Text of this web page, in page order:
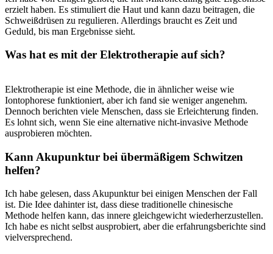
erzielt haben. Es stimuliert die Haut und kann dazu ​beitragen, die
Schweißdrüsen zu⁣ regulieren. Allerdings braucht es Zeit und
Geduld, bis man Ergebnisse sieht.
Was hat es mit der Elektrotherapie auf sich?
Elektrotherapie ​ist eine Methode, die in ähnlicher weise‌ wie
Iontophorese funktioniert, aber ich fand sie weniger angenehm.
Dennoch berichten viele Menschen, dass sie Erleichterung finden.
Es lohnt sich, wenn Sie eine alternative nicht-invasive Methode
ausprobieren möchten.
Kann Akupunktur ‍bei übermäßigem Schwitzen
helfen?
Ich habe gelesen, dass Akupunktur bei einigen Menschen der ⁣Fall
ist. Die Idee dahinter ist, dass diese traditionelle chinesische⁣
Methode helfen kann, das innere gleichgewicht wiederherzustellen.
Ich habe es nicht selbst ausprobiert, aber die erfahrungsberichte sind
vielversprechend.